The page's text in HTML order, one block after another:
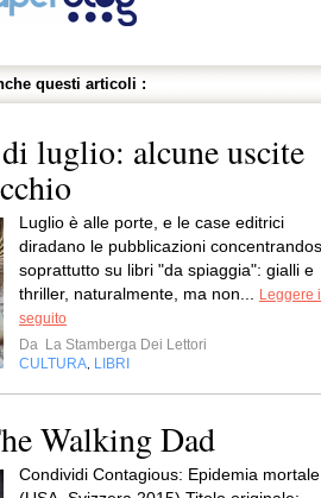
questi articoli :
luglio: alcune uscite
Luglio è alle porte, e le case editrici
diradano le pubblicazioni
soprattutto su libri "da spiaggia": gialli e
thriller, naturalmente, ma non...
Leggere
seguito
Da La Stamberga Dei Lettori
CULTURA LIBRI
Walking Dad
Condividi Contagious: Epidemia mortale